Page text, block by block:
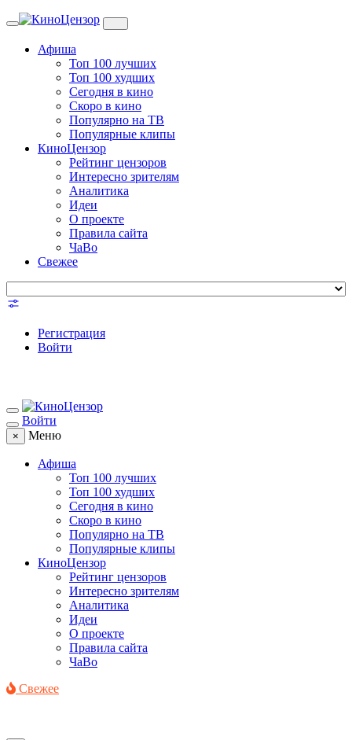
Toggle
Афиша
Топ 100 лучших
Топ 100 худших
Сегодня в кино
Скоро в кино
Популярно на ТВ
Популярные клипы
КиноЦензор
Рейтинг цензоров
Интересно зрителям
Аналитика
Идеи
О проекте
Правила сайта
ЧаВо
Свежее
Регистрация
Войти
Войти
× Меню
Афиша
Топ 100 лучших
Топ 100 худших
Сегодня в кино
Скоро в кино
Популярно на ТВ
Популярные клипы
КиноЦензор
Рейтинг цензоров
Интересно зрителям
Аналитика
Идеи
О проекте
Правила сайта
ЧаВо
Свежее